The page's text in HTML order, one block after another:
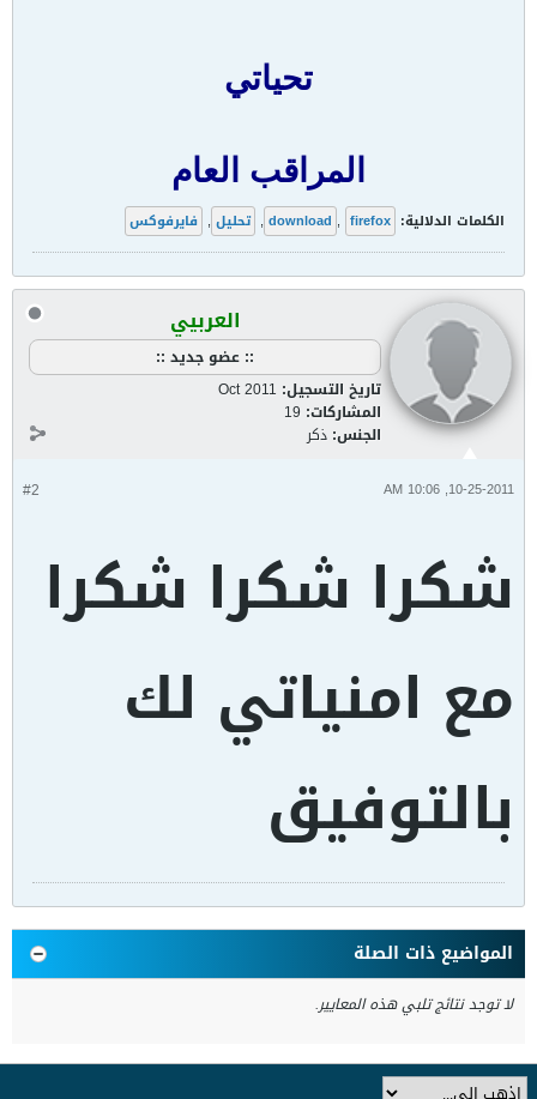
تحياتي
المراقب العام
الكلمات الدلالية: download , firefox
, تحليل , فايرفوكس
العربيي
:: عضو جديد ::
تاريخ التسجيل: Oct 2011
المشاركات: 19
الجنس: ذكر
#2 10-25-2011, 10:06 AM
شكرا شكرا شكرا
مع امنياتي لك
بالتوفيق
المواضيع ذات الصلة
لا توجد نتائج تلبي هذه المعايير.